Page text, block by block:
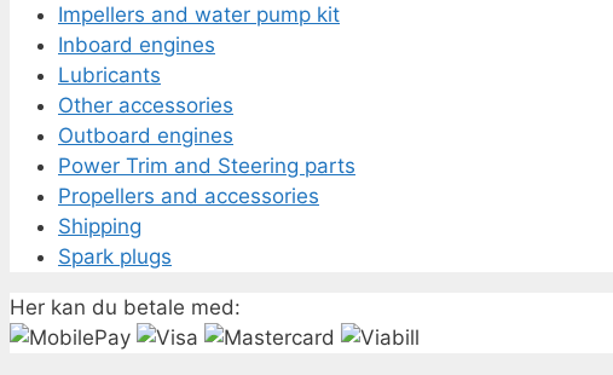
Impellers and water pump kit
Inboard engines
Lubricants
Other accessories
Outboard engines
Power Trim and Steering parts
Propellers and accessories
Shipping
Spark plugs
Her kan du betale med: